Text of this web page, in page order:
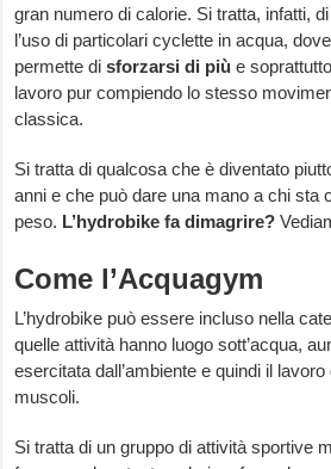
gran numero di calorie. Si tratta, infatti,
l’uso di particolari cyclette in acqua,
permette disforzarsi di più e
lavoro pur compiendo lo stesso
classica.
Si tratta di qualcosa che è diventato
anni e che può dare una mano a chi sta
peso. L’hydrobike fa dimagrire?
Come l’Acquagym
L’hydrobike può essere incluso nella
quelle attività hanno luogo sott’acqua,
esercitata dall’ambiente e quindi il
muscoli.
Si tratta di un gruppo di attività sportive